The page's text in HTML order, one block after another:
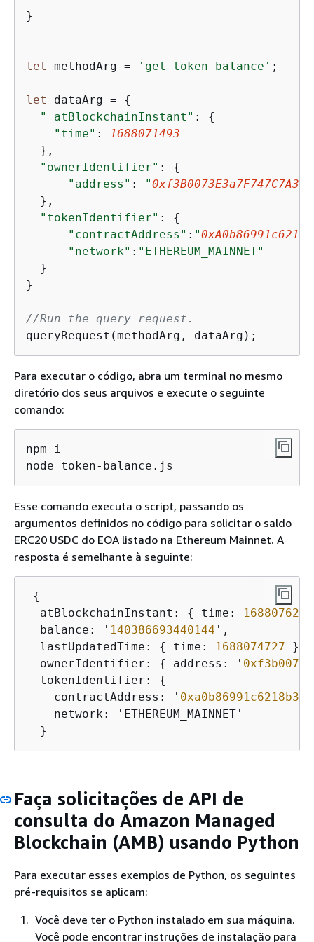
}
let methodArg = 'get-token-balance' ;
let dataArg = {
" atBlockchainInstant" : {
"time" :
1688071493
  },
"ownerIdentifier" : {
"address" : "
  },
"tokenIdentifier" : {
"contractAddress" : "
"network" : "ETHEREUM_MAINNET"
  }
}
//Run the query request.
Para executar o código, abra um terminal no mesmo
diretório dos seus arquivos e execute o seguinte
comando:
npm i
node token-balance.js
Esse comando executa o script, passando os
argumentos definidos no código para solicitar o saldo
ERC20 USDC do EOA listado na Ethereum Mainnet. A
resposta é semelhante à seguinte:
{
  atBlockchainInstant:
{ time: 1688076218
  balance: '
140386693440144 ',
  lastUpdatedTime:
{ time: 1688074727 },
  ownerIdentifier:
{ address: '
  tokenIdentifier:
{
    contractAddress: '
    network: 'ETHEREUM_MAINNET'
  }
Faça solicitações de API de
consulta do Amazon Managed
Blockchain (AMB) usando Python
Para executar esses exemplos de Python, os seguintes
pré-requisitos se aplicam:
Você deve ter o Python instalado em sua máquina.
Você pode encontrar instruções de instalação para